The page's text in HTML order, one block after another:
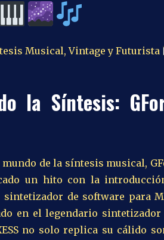
Musical, Vintage y Futurista
la Síntesis:
de la síntesis musical,
un hito con la
sintetizador de software para
en el legendario sintetizador
no solo replica su cálido